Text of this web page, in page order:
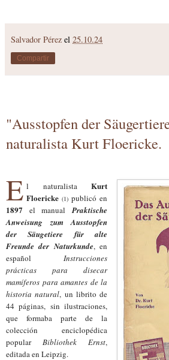
Salvador Pérez el 25.10.24
Compartir
"Ausstopfen der
naturalista Kurt Floericke.
E l naturalistaKurt
Floericke (1) publicó en
1897 el manualPraktische
Anweisung zum Ausstopfen
der Säugetiere für alte
Freunde der Naturkunde, en
españolInstrucciones
prácticas para disecar
mamíferos para amantes de la
historia natural, un librito de
44 páginas, sin ilustraciones,
que formaba parte de la
colección enciclopédica
popularBibliothek Ernst,
editada en Leipzig.